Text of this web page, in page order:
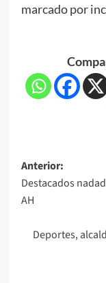
marcado por
Anterior:
Destacados
AH
Deportes,